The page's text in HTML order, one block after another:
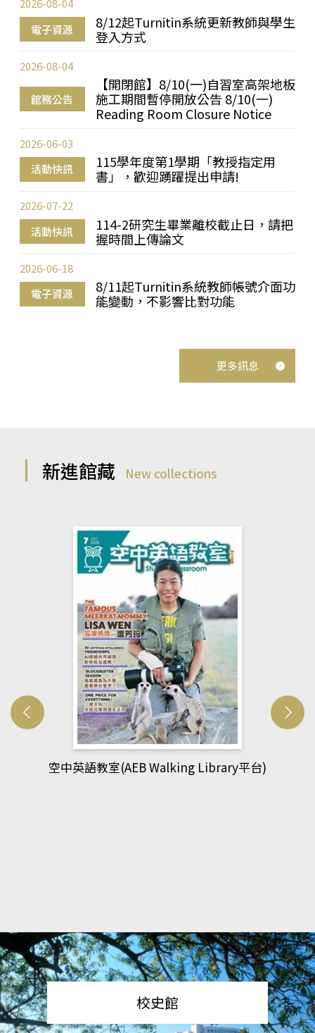
電子資源
8/12起Turnitin系統更新教師與學生
登入方式
2026-08-04
館務公告
【開閉館】8/10(一)自習室高架地板
施工期間暫停開放公告 8/10(一)
Reading Room Closure Notice
2026-08-04
活動快訊
115學年度第1學期「教授指定用
書」，歡迎踴躍提出申請!
2026-06-03
活動快訊
114-2研究生畢業離校截止日，請把
握時間上傳論文
2026-07-22
電子資源
8/11起Turnitin系統教師帳號介面功
能變動，不影響比對功能
2026-06-18
更多訊息
新進館藏 New collections
網管人(kono平台)
校史館